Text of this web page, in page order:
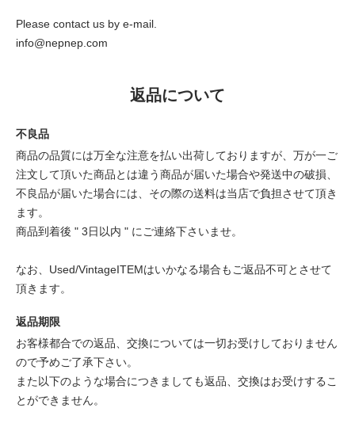
Please contact us by e-mail.
info@nepnep.com
返品について
不良品
商品の品質には万全な注意を払い出荷しておりますが、万が一ご
注文して頂いた商品とは違う商品が届いた場合や発送中の破損、
不良品が届いた場合には、その際の送料は当店で負担させて頂き
ます。
商品到着後 " 3日以内 " にご連絡下さいませ。
なお、Used/VintageITEMはいかなる場合もご返品不可とさせて
頂きます。
返品期限
お客様都合での返品、交換については一切お受けしておりません
ので予めご了承下さい。
また以下のような場合につきましても返品、交換はお受けするこ
とができません。